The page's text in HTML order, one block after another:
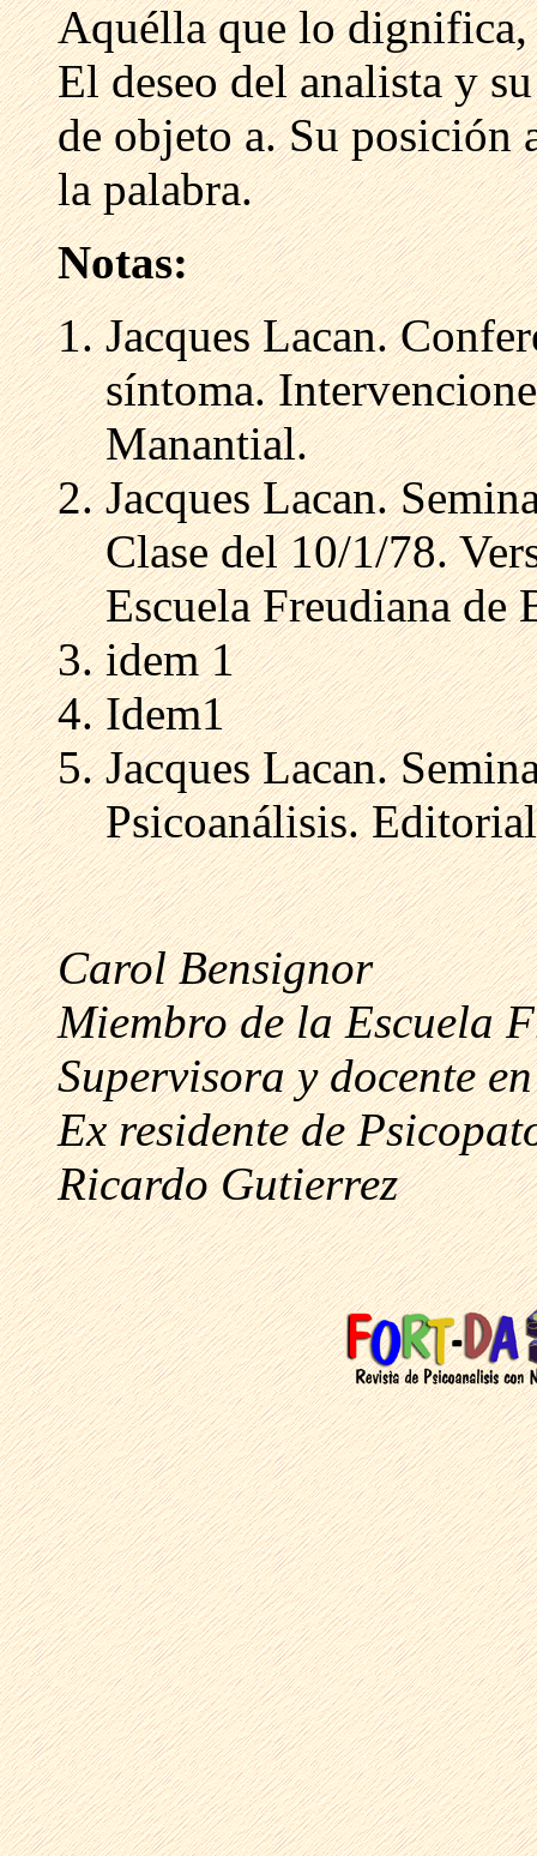
Aquélla que lo dignifica,
El deseo del analista y
de objeto a. Su posición
la palabra.
Notas:
Jacques Lacan.
síntoma.
Manantial.
Jacques Lacan.
Clase del 10/1/78.
Escuela Freudiana de
idem 1
Idem1
Jacques Lacan.
Psicoanálisis.
Carol Bensignor
Miembro de la Escuela
Supervisora y docente
Ex residente de
Ricardo Gutierrez